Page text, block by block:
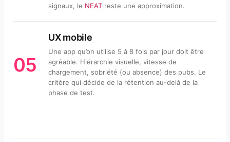
signaux, le NEAT reste une approximation.
05
UX mobile
Une app qu’on utilise 5 à 8 fois par jour doit être
agréable. Hiérarchie visuelle, vitesse de
chargement, sobriété (ou absence) des pubs. Le
critère qui décide de la rétention au-delà de la
phase de test.